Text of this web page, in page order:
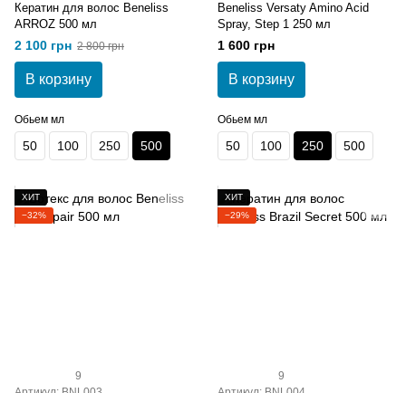
Кератин для волос Beneliss
ARROZ 500 мл
2 100 грн 2 800 грн
В корзину
Обьем мл
50 100 250 500
Beneliss Versaty Amino Acid
Spray, Step 1 250 мл
1 600 грн
В корзину
Обьем мл
50 100 250 500
ХИТ
−32%
9
ХИТ
−29%
9